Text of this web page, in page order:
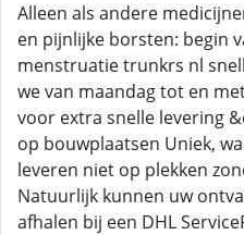
Alleen als andere
en pijnlijke borsten: begin
menstruatie trunkrs nl
we van maandag tot en
voor extra snelle levering
op bouwplaatsen Uniek,
leveren niet op plekken
Natuurlijk kunnen uw
afhalen bij een DHL